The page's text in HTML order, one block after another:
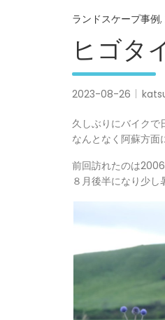
ランドスケープ事例,
ヒゴ
2023-08-26
久しぶりにバイクで
なんとなく阿蘇方面
前回訪れたのは
８月後半になり少し